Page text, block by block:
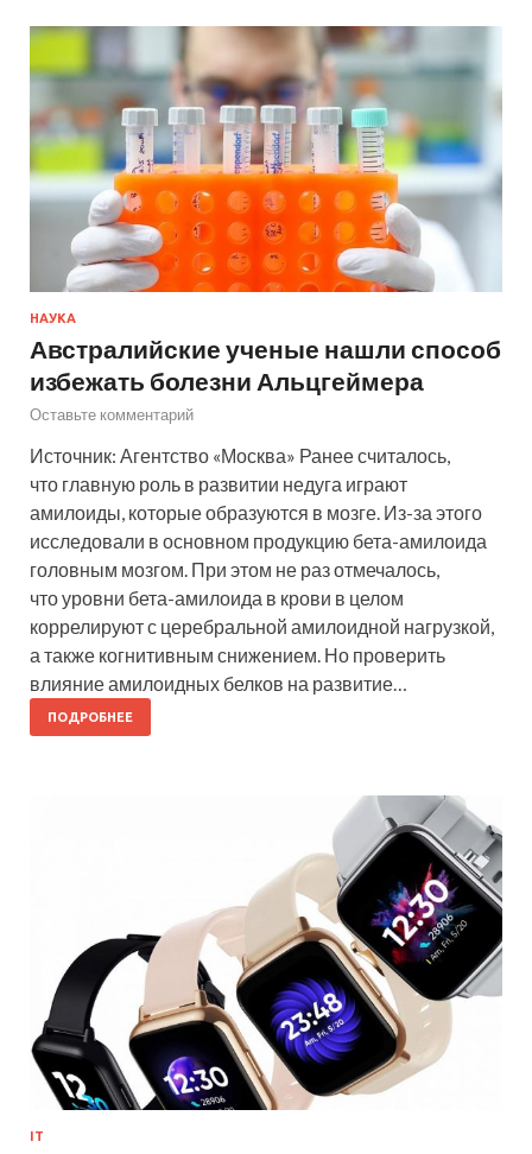
НАУКА
Австралийские ученые нашли способ
избежать болезни Альцгеймера
Оставьте комментарий
Источник: Агентство «Москва» Ранее считалось,
что главную роль в развитии недуга играют
амилоиды, которые образуются в мозге. Из-за этого
исследовали в основном продукцию бета-амилоида
головным мозгом. При этом не раз отмечалось,
что уровни бета-амилоида в крови в целом
коррелируют с церебральной амилоидной нагрузкой,
а также когнитивным снижением. Но проверить
влияние амилоидных белков на развитие…
ПОДРОБНЕЕ
IT